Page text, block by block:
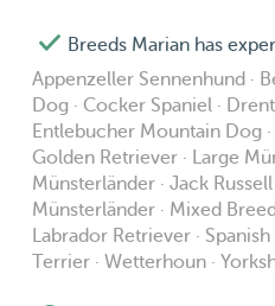
Breeds Marian has
Appenzeller Sennenhund ·
Dog · Cocker Spaniel ·
Entlebucher Mountain Dog
Golden Retriever · Large
Münsterländer · Jack
Münsterländer · Mixed
Labrador Retriever ·
Terrier · Wetterhoun ·